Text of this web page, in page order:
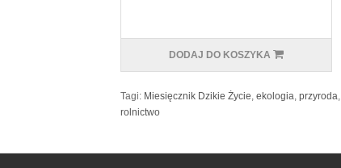
DODAJ DO KOSZYKA
Tagi: Miesięcznik Dzikie Życie, ekologia, przyroda,
rolnictwo